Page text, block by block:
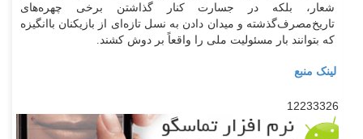
شعار، بلکه در جسارت کنار گذاشتن برخی چهره‌های
تاریخ‌مصرف‌گذشته و میدان دادن به نسل تازه‌ای از بازیکنان باانگیزه
که بتوانند بار مسئولیت ملی را واقعاً بر دوش کشند.
لینک منبع
12233326